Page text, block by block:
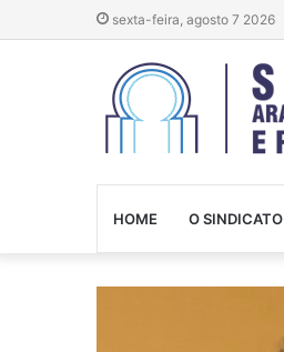
sexta-feira, agosto 7 2026
HOME O SINDICATO